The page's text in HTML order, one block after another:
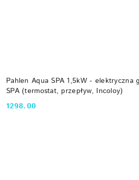
Pahlen Aqua SPA 1,5kW - elektryczna
SPA (termostat, przepływ, Incoloy)
Cena:
1298.00